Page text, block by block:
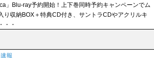
」Blu-ray予約開始！上下巻同時予約キャンペーンでム
り収納BOX＋特典CD付き、サントラCDやアクリルキ
・・
報